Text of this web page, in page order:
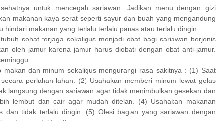
untuk mencegah sariawan. Jadikan menu dengan gizi
makanan kaya serat seperti sayur dan buah yang mengandung
makanan yang terlalu terlalu panas atau terlalu dingin.
sehat terjaga sekaligus menjadi obat bagi sariawan berjenis
oleh jamur karena jamur harus diobati dengan obat anti-jamur.
dan minum sekaligus mengurangi rasa sakitnya : (1) Saat
perlahan-lahan. (2) Usahakan memberi minum lewat gelas
langsung dengan sariawan agar tidak menimbulkan gesekan dan
lembut dan cair agar mudah ditelan. (4) Usahakan makanan
dan tidak terlalu dingin. (5) Olesi bagian yang sariawan dengan